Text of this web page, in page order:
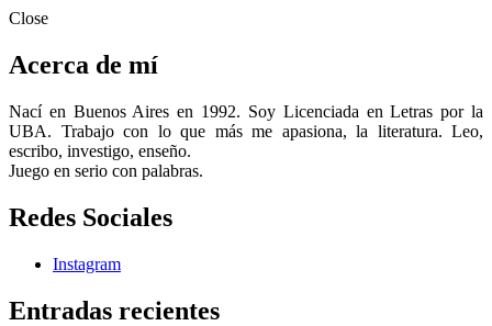
Close
Acerca de mí
Nací en Buenos Aires en 1992. Soy Licenciada en Letras por la
UBA. Trabajo con lo que más me apasiona, la literatura. Leo,
escribo, investigo, enseño.
Juego en serio con palabras.
Redes Sociales
Instagram
Entradas recientes